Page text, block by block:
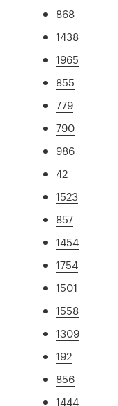
868
1438
1965
855
779
790
986
42
1523
857
1454
1754
1501
1558
1309
192
856
1444